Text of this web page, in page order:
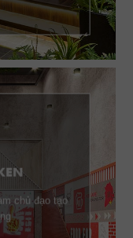
chủ đạo tạo